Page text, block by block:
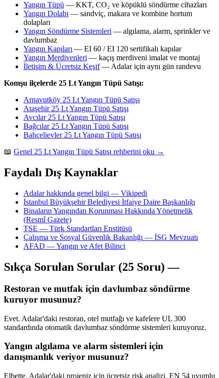
Yangın Tüpü — KKT, CO₂ ve köpüklü söndürme cihazları
Yangın Dolabı — sandviç, makara ve kombine hortum
dolapları
Yangın Söndürme Sistemleri — algılama, alarm, sprinkler ve
davlumbaz
Yangın Kapıları — EI 60 / EI 120 sertifikalı kapılar
Yangın Merdivenleri — kaçış merdiveni imalat ve montaj
İletişim & Ücretsiz Keşif— Adalar için aynı gün randevu
Komşu ilçelerde 25 Lt Yangın Tüpü Satışı:
Arnavutköy 25 Lt Yangın Tüpü Satışı
Ataşehir 25 Lt Yangın Tüpü Satışı
Avcılar 25 Lt Yangın Tüpü Satışı
Bağcılar 25 Lt Yangın Tüpü Satışı
Bahçelievler 25 Lt Yangın Tüpü Satışı
📖 Genel 25 Lt Yangın Tüpü Satışı rehberini oku →
Faydalı Dış Kaynaklar
Adalar hakkında genel bilgi — Vikipedi
İstanbul Büyükşehir Belediyesi İtfaiye Daire Başkanlığı
Binaların Yangından Korunması Hakkında Yönetmelik
(Resmî Gazete)
TSE — Türk Standartları Enstitüsü
Çalışma ve Sosyal Güvenlik Bakanlığı — İSG Mevzuatı
AFAD — Yangın ve Afet Bilinci
Sıkça Sorulan Sorular (25 Soru) —
Restoran ve mutfak için davlumbaz söndürme
kuruyor musunuz?
Evet. Adalar'daki restoran, otel mutfağı ve kafelere UL 300
standardında otomatik davlumbaz söndürme sistemleri kuruyoruz.
Yangın algılama ve alarm sistemleri için
danışmanlık veriyor musunuz?
Elbette. Adalar'daki projeniz için ücretsiz risk analizi, EN 54 uyumlu